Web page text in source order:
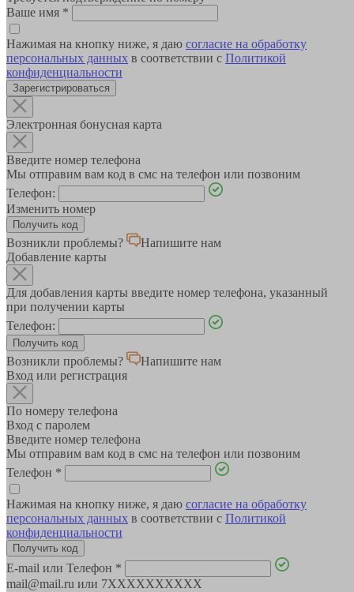
Ваше имя *
Нажимая на кнопку ниже, я даю согласие на обработку
персональных данных в соответствии с Политикой
конфиденциальности
Зарегистрироваться
Электронная бонусная карта
Введите номер телефона
Мы отправим вам код в смс на телефон или позвоним
Телефон:
Изменить номер
Возникли проблемы?
Напишите нам
Добавление карты
Для добавления карты введите номер телефона, указанный
при получении карты
Телефон:
Возникли проблемы?
Напишите нам
Вход или регистрация
По номеру телефона
Вход с паролем
Введите номер телефона
Мы отправим вам код в смс на телефон или позвоним
Телефон *
Нажимая на кнопку ниже, я даю согласие на обработку
персональных данных в соответствии с Политикой
конфиденциальности
E-mail или Телефон *
mail@mail.ru или 7XXXXXXXXXX